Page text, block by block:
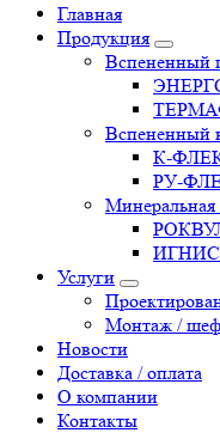
Главная
Продукция
Вспененный
Вспененный
К-
РУ-
Минеральная
ИГНИС
Услуги
Монтаж /
Новости
Доставка / оплата
О компании
Контакты